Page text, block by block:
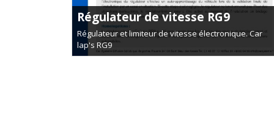
Régulateur de vitesse RG9
Régulateur et limiteur de vitesse électronique. Car
lap's RG9